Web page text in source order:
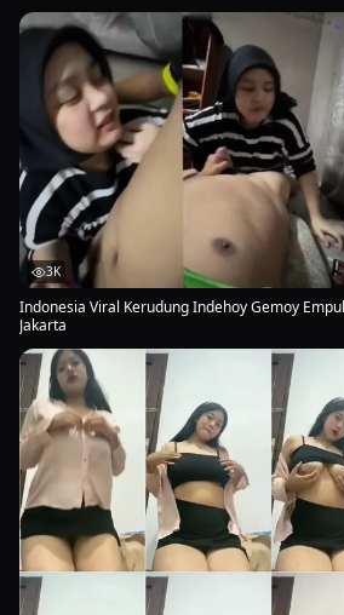
3K
Indonesia Viral Kerudung Indehoy Gemoy
Jakarta